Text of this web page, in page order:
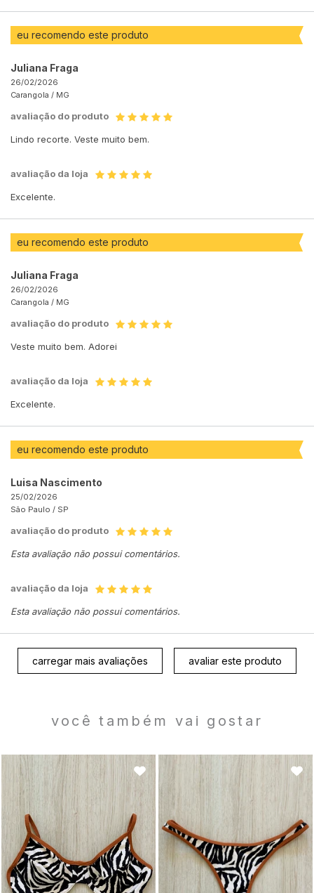
eu recomendo este produto
Juliana Fraga
26/02/2026
Carangola / MG
avaliação do produto
Lindo recorte. Veste muito bem.
avaliação da loja
Excelente.
eu recomendo este produto
Juliana Fraga
26/02/2026
Carangola / MG
avaliação do produto
Veste muito bem. Adorei
avaliação da loja
Excelente.
eu recomendo este produto
Luisa Nascimento
25/02/2026
São Paulo / SP
avaliação do produto
Esta avaliação não possui comentários.
avaliação da loja
Esta avaliação não possui comentários.
carregar mais avaliações avaliar este produto
você também vai gostar